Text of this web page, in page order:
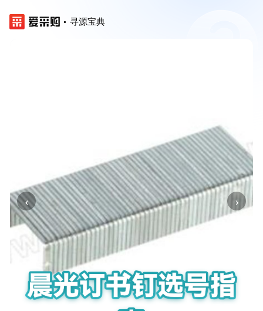
寻源宝典
‹ ›